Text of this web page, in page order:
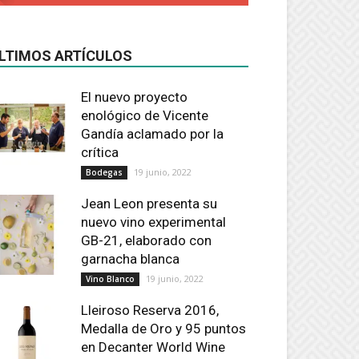
ARTÍCULOS
El nuevo proyecto
enológico de Vicente
Gandía aclamado por la
crítica
Bodegas 19 junio, 2022
Jean Leon presenta su
nuevo vino experimental
GB-21, elaborado con
garnacha blanca
Vino Blanco 19 junio, 2022
Lleiroso Reserva 2016,
Medalla de Oro y 95 puntos
en Decanter World Wine